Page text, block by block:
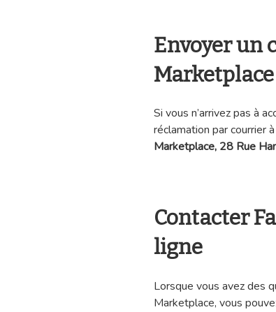
Envoyer un
Marketplace
Si vous n’arrivez pas à
réclamation par courrier à
Marketplace, 28 Rue
Contacter
ligne
Lorsque vous avez des
Marketplace, vous